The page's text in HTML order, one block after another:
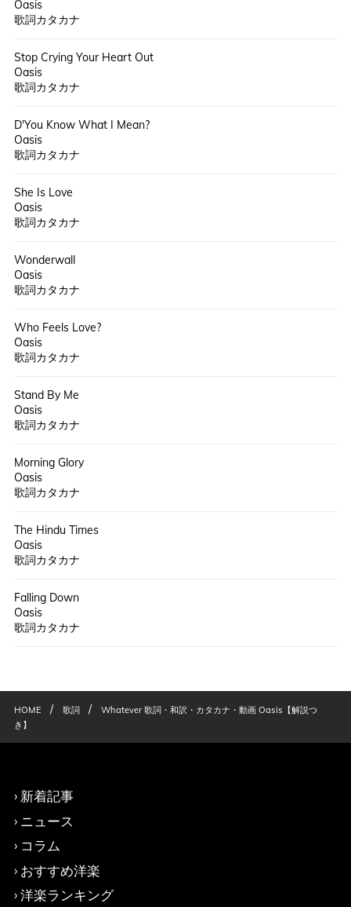
Oasis
歌詞カタカナ
Stop Crying Your Heart Out
Oasis
歌詞カタカナ
D'You Know What I Mean?
Oasis
歌詞カタカナ
She Is Love
Oasis
歌詞カタカナ
Wonderwall
Oasis
歌詞カタカナ
Who Feels Love?
Oasis
歌詞カタカナ
Stand By Me
Oasis
歌詞カタカナ
Morning Glory
Oasis
歌詞カタカナ
The Hindu Times
Oasis
歌詞カタカナ
Falling Down
Oasis
歌詞カタカナ
HOME / 歌詞 /
Whatever 歌詞・和訳・カタカナ・動画 Oasis【解説つ
き】
新着記事
ニュース
コラム
おすすめ洋楽
洋楽ランキング